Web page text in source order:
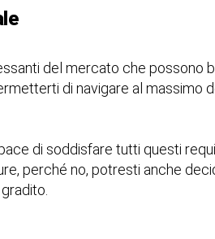
del mercato che possono
di navigare al massimo
di soddisfare tutti questi
perché no, potresti anche